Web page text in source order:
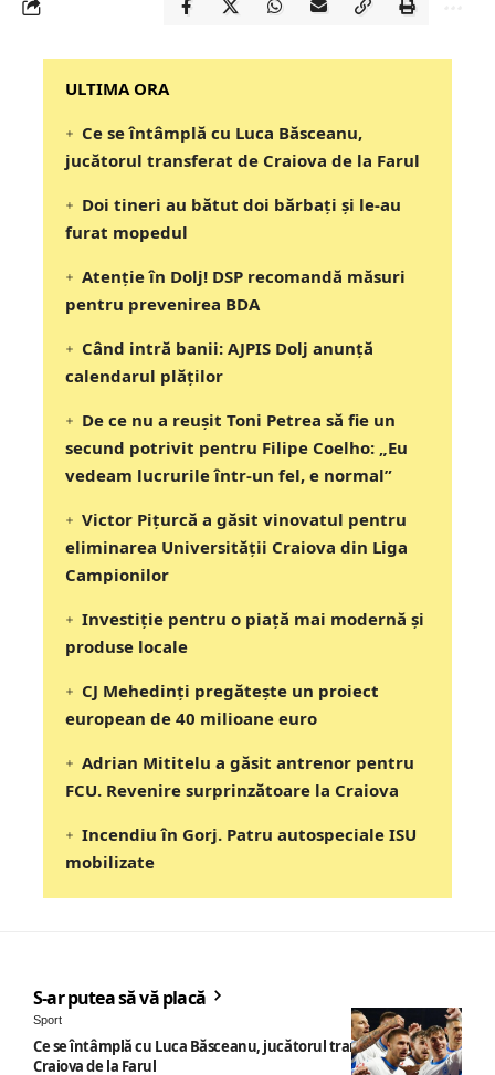
‎‎‎‎‎‎‎ULTIMA ORA
Ce se întâmplă cu Luca Băsceanu,
jucătorul transferat de Craiova de la Farul
Doi tineri au bătut doi bărbați și le-au
furat mopedul
Atenție în Dolj! DSP recomandă măsuri
pentru prevenirea BDA
Când intră banii: AJPIS Dolj anunță
calendarul plăților
De ce nu a reușit Toni Petrea să fie un
secund potrivit pentru Filipe Coelho: „Eu
vedeam lucrurile într-un fel, e normal”
Victor Pițurcă a găsit vinovatul pentru
eliminarea Universității Craiova din Liga
Campionilor
Investiție pentru o piață mai modernă și
produse locale
CJ Mehedinți pregătește un proiect
european de 40 milioane euro
Adrian Mititelu a găsit antrenor pentru
FCU. Revenire surprinzătoare la Craiova
Incendiu în Gorj. Patru autospeciale ISU
mobilizate
S-ar putea să vă placă
Sport
Ce se întâmplă cu Luca Băsceanu, jucătorul transferat de
Craiova de la Farul